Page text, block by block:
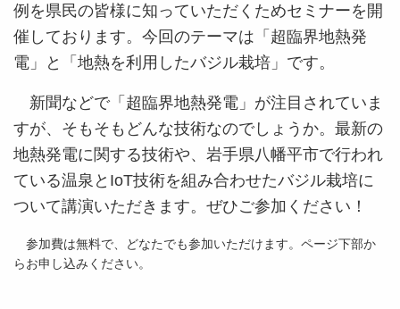
例を県民の皆様に知っていただくためセミナーを開
催しております。今回のテーマは「超臨界地熱発
電」と「地熱を利用したバジル栽培」です。
新聞などで「超臨界地熱発電」が注目されていま
すが、そもそもどんな技術なのでしょうか。最新の
地熱発電に関する技術や、岩手県八幡平市で行われ
ている温泉とIoT技術を組み合わせたバジル栽培に
ついて講演いただきます。ぜひご参加ください！
参加費は無料で、どなたでも参加いただけます。ページ下部か
らお申し込みください。